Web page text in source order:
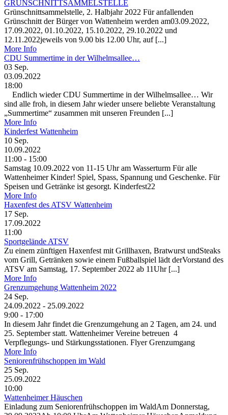
GRÜNSCHNITTSAMMELSTELLE
Grünschnittsammelstelle, 2. Halbjahr 2022 Für anfallenden
Grünschnitt der Bürger von Wattenheim werden am03.09.2022,
17.09.2022, 01.10.2022, 15.10.2022, 29.10.2022 und
12.11.2022jeweils von 9.00 bis 12.00 Uhr, auf [...]
More Info
CDU Summertime in der Wilhelmsallee…
03 Sep.
03.09.2022
18:00
Endlich wieder CDU Summertime in der Wilhelmsallee… Wir
sind alle froh, in diesem Jahr wieder unsere beliebte Veranstaltung
„Summertime“ zusammen mit unseren Freunden [...]
More Info
Kinderfest Wattenheim
10 Sep.
10.09.2022
11:00 - 15:00
Samstag 10.09.2022 von 11-15 Uhr am Wasserturm Für alle
Wattenheimer Kinder! Spiel, Spass, Spannung und Geschenke. Für
Speisen und Getränke ist gesorgt. Kinderfest22
More Info
Haxenfest des ATSV Wattenheim
17 Sep.
17.09.2022
11:00
Sportgelände ATSV
Zu einem zünftigen Haxenfest mit Grillhaxen, Bratwurst undSteaks
vom Grill, Getränken sowie einem Fußballspiel lädt derVorstand des
ATSV am Samstag, 17. September 2022 ab 11Uhr [...]
More Info
Grenzumgehung Wattenheim 2022
24 Sep.
24.09.2022 - 25.09.2022
9:00 - 17:00
In diesem Jahr findet die Grenzumgehung an 2 Tagen, am 24. und
25. September statt. Wattenheimer Vereine betreuen 4
Verpflegungs- und Stärkungsstationen. Flyer Grenzumgang
More Info
Seniorenfrühschoppen im Wald
25 Sep.
25.09.2022
10:00
Wattenheimer Häuschen
Einladung zum Seniorenfrühschoppen im WaldAm Donnerstag,